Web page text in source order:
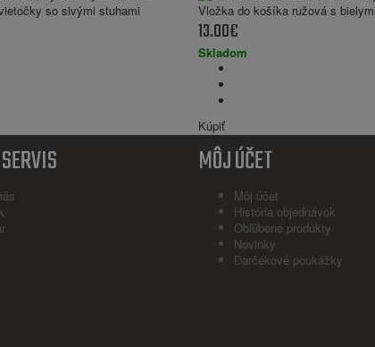
so sivými stuhami Vložka do košíka ružová s
13.00€
Skladom
Kúpiť
MÔJ ÚČET
Môj účet
História objednávok
Obľúbené produkty
Novinky
Darčekové poukážky